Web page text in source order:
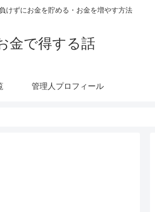
けずにお金を貯める・お金を増やす方法
金で得する話
管理人プロフィール